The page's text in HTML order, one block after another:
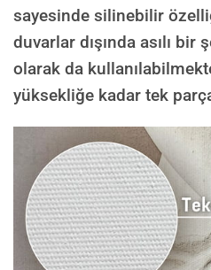
sayesinde silinebilir
duvarlar dışında asılı
olarak da
yüksekliğe kadar tek